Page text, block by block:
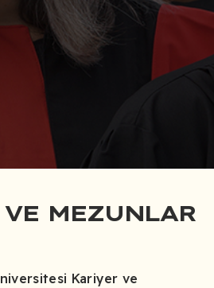
MEZUNLAR
Kariyer ve